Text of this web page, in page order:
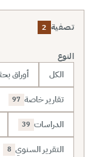
تصفية 2
النوع
الكل أوراق
تقارير خاصة 97
الدراسات 39
التقرير السنوي 8